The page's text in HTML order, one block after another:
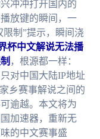
冲冲打开国内的
放键的瞬间，一
限制”提示，瞬间浇
杯中文解说无法播
，根源都一样：
对中国大陆IP地址
乡赛事解说之间的
逾越。本文将为
加速器，重新无
的中文赛事盛